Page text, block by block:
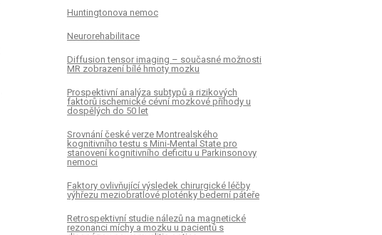
Huntingtonova nemoc
Neurorehabilitace
Diffusion tensor imaging – současné možnosti
MR zobrazení bílé hmoty mozku
Prospektivní analýza subtypů a rizikových
faktorů ischemické cévní mozkové příhody u
dospělých do 50 let
Srovnání české verze Montrealského
kognitivního testu s Mini‑Mental State pro
stanovení kognitivního deficitu u Parkinsonovy
nemoci
Faktory ovlivňující výsledek chirurgické léčby
výhřezu meziobratlové ploténky bederní páteře
Retrospektivní studie nálezů na magnetické
rezonanci míchy a mozku u pacientů s